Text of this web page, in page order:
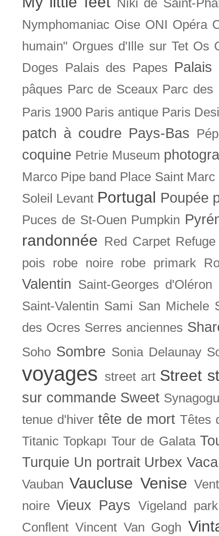
Niki de Saint-
Nymphomaniac Oise ONI Opéra
humain" Orgues d'Ille sur Tet Os
Doges
Palais des Papes Palais
pâques Parc de Sceaux Parc des
Paris 1900 Paris antique Paris
patch à coudre Pays-Bas
coquine Petrie Museum
Marco Pipe band Place Saint Marc
Soleil Levant Portugal Poupée
Puces de St-Ouen Pumpkin
randonnée Red Carpet Refuge
pois
robe noire robe primark
Valentin Saint-Georges d'Oléron
Saint-Valentin Sami San Michele
des Ocres Serres anciennes
Soho Sombre Sonia Delaunay
voyages street art Street
sur commande Sweet
tenue d'hiver tête de mort Têtes
Titanic Topkapı Tour de Galata
Turquie Un portrait Urbex
Vauban Vaucluse Venise
noire Vieux Pays
Vigeland park
Conflent Vincent Van Gogh